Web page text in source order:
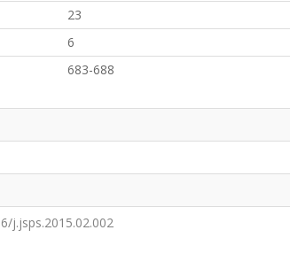
23
6
683-688
j.jsps.2015.02.002